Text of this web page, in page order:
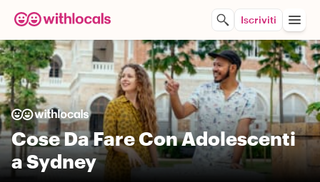
Iscriviti
Cose Da Fare Con Adolescenti
a Sydney